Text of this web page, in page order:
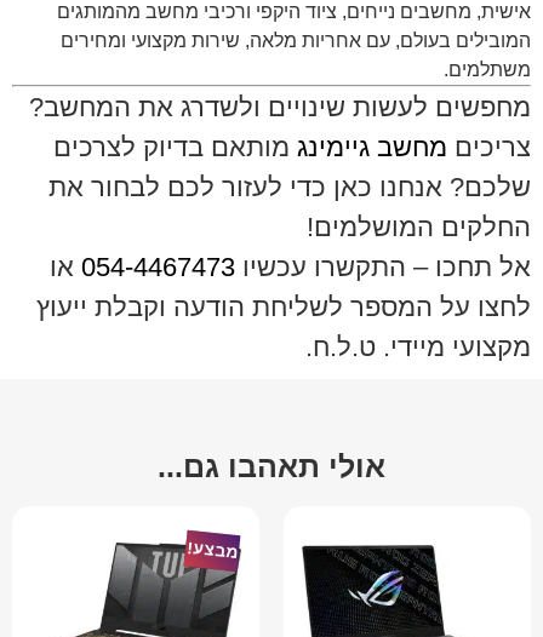
אישית, מחשבים נייחים, ציוד היקפי ורכיבי מחשב מהמותגים
המובילים בעולם, עם אחריות מלאה, שירות מקצועי ומחירים
משתלמים.
מחפשים לעשות שינויים ולשדרג את המחשב?
צריכים מחשב גיימינג מותאם בדיוק לצרכים
שלכם? אנחנו כאן כדי לעזור לכם לבחור את
החלקים המושלמים!
אל תחכו – התקשרו עכשיו 054-4467473 או
לחצו על המספר לשליחת הודעה וקבלת ייעוץ
מקצועי מיידי. ט.ל.ח.
אולי תאהבו גם...
מבצע!